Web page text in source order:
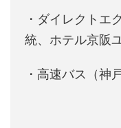
・ダイレクトエ
統、ホテル京阪
・高速バス（神